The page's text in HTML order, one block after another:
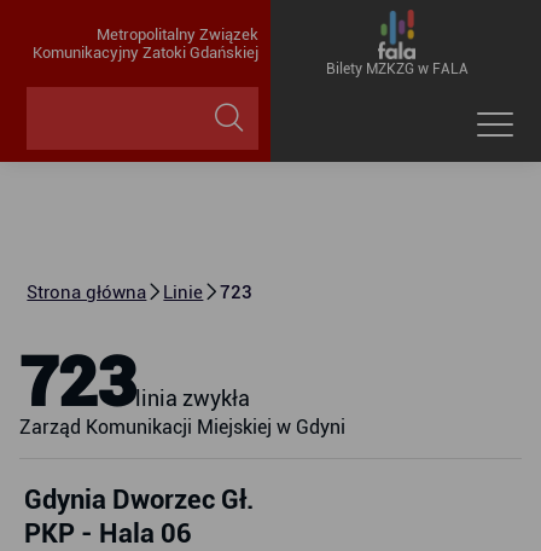
Metropolitalny Związek
Komunikacyjny Zatoki Gdańskiej
Bilety MZKZG w FALA
Strona główna Linie 723
723linia zwykła
Zarząd Komunikacji Miejskiej w Gdyni
Gdynia Dworzec Gł.
PKP - Hala 06